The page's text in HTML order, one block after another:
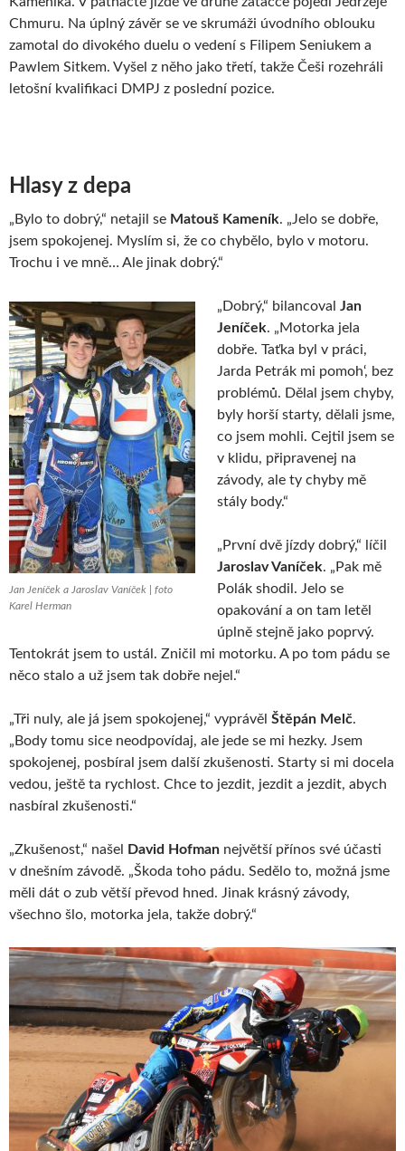
Chmuru. Na úplný závěr se ve skrumáži úvodního oblouku
zamotal do divokého duelu o vedení s Filipem Seniukem a
Pawlem Sitkem. Vyšel z něho jako třetí, takže Češi rozehráli
letošní kvalifikaci DMPJ z poslední pozice.
Hlasy z depa
„Bylo to dobrý,“ netajil se Matouš Kameník. „Jelo se dobře,
jsem spokojenej. Myslím si, že co chybělo, bylo v motoru.
Trochu i ve mně… Ale jinak dobrý.“
Jan Jeníček a Jaroslav Vaníček | foto
Karel Herman
„Dobrý,“ bilancoval Jan
Jeníček. „Motorka jela
dobře. Taťka byl v práci,
Jarda Petrák mi pomoh‘, bez
problémů. Dělal jsem chyby,
byly horší starty, dělali jsme,
co jsem mohli. Cejtil jsem se
v klidu, připravenej na
závody, ale ty chyby mě
stály body.“
„První dvě jízdy dobrý,“ líčil
Jaroslav Vaníček. „Pak mě
Polák shodil. Jelo se
opakování a on tam letěl
úplně stejně jako poprvý.
Tentokrát jsem to ustál. Zničil mi motorku. A po tom pádu se
něco stalo a už jsem tak dobře nejel.“
„Tři nuly, ale já jsem spokojenej,“ vyprávěl Štěpán Melč.
„Body tomu sice neodpovídaj, ale jede se mi hezky. Jsem
spokojenej, posbíral jsem další zkušenosti. Starty si mi docela
vedou, ještě ta rychlost. Chce to jezdit, jezdit a jezdit, abych
nasbíral zkušenosti.“
„Zkušenost,“ našel David Hofman největší přínos své účasti
v dnešním závodě. „Škoda toho pádu. Sedělo to, možná jsme
měli dát o zub větší převod hned. Jinak krásný závody,
všechno šlo, motorka jela, takže dobrý.“